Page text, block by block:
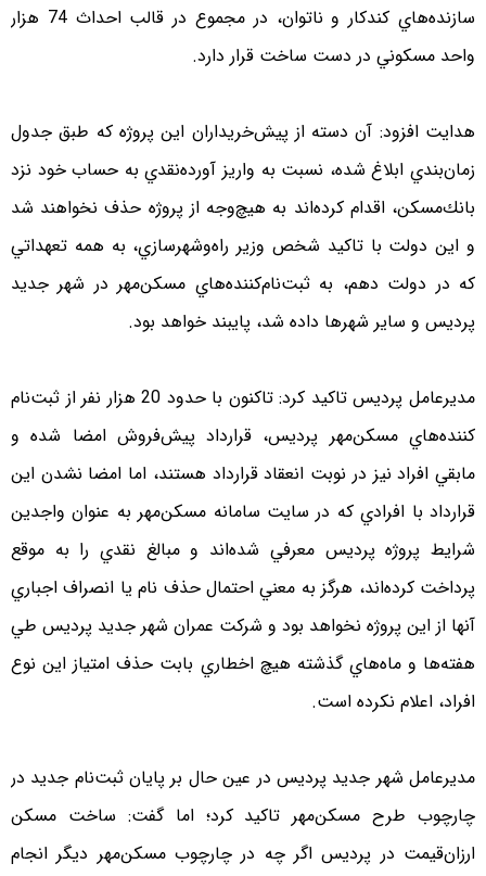
سازنده‌هاي كندكار و ناتوان، در مجموع در قالب احداث 74 هزار
واحد مسكوني در دست ساخت قرار دارد.
هدايت افزود: آن دسته از پيش‌خريداران اين پروژه كه طبق جدول
زمان‌بندي ابلاغ شده، نسبت به واريز آورده‌نقدي به حساب خود نزد
بانك‌مسكن، اقدام كرده‌اند به هيچ‌وجه از پروژه حذف نخواهند شد
و اين دولت با تاكيد شخص وزير راه‌وشهرسازي، به همه تعهداتي
كه در دولت دهم، به ثبت‌نام‌كننده‌هاي مسكن‌مهر در شهر جديد
پرديس و ساير شهرها داده شد، پايبند خواهد بود.
مديرعامل پرديس تاكيد كرد: تاكنون با حدود 20 هزار نفر از ثبت‌نام
كننده‌هاي مسكن‌مهر پرديس، قرارداد پيش‌فروش امضا شده و
مابقي افراد نيز در نوبت انعقاد قرارداد هستند، اما امضا نشدن اين
قرارداد با افرادي كه در سايت سامانه مسكن‌مهر به عنوان واجدين
شرايط پروژه پرديس معرفي شده‌اند و مبالغ نقدي را به موقع
پرداخت كرده‌اند، هرگز به معني احتمال حذف نام يا انصراف اجباري
آنها از اين پروژه نخواهد بود و شركت عمران شهر جديد پرديس طي
هفته‌ها و ماه‌هاي گذشته هيچ اخطاري بابت حذف امتياز اين نوع
افراد، اعلام نكرده است.
مديرعامل شهر جديد پرديس در عين حال بر پايان ثبت‌نام جديد در
چارچوب طرح مسكن‌مهر تاكيد كرد؛ اما گفت: ساخت مسكن
ارزان‌قيمت در پرديس اگر چه در چارچوب مسكن‌مهر ديگر انجام